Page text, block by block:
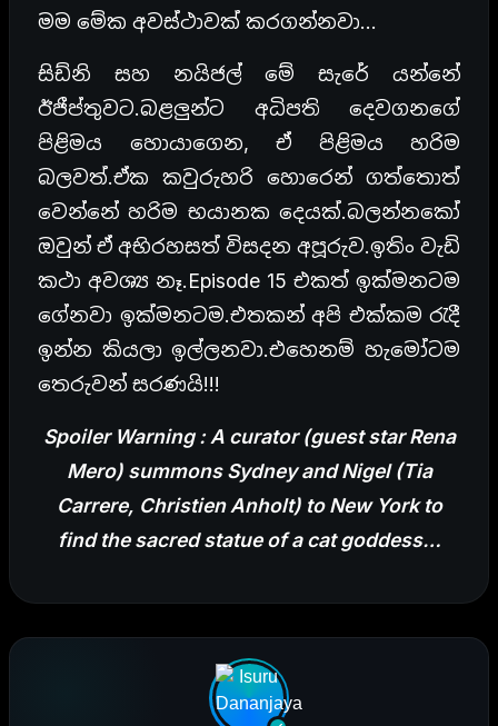
මම මේක අවස්ථාවක් කරගන්නවා…
සිඩ්නි සහ නයිජල් මේ සැරේ යන්නේ
ඊජීප්තුවට.බළලුන්ට අධිපති දෙවගනගේ
පිළිමය හොයාගෙන, ඒ පිළිමය හරිම
බලවත්.ඒක කවුරුහරි හොරෙන් ගත්තොත්
වෙන්නේ හරිම භයානක දෙයක්.බලන්නකෝ
ඔවුන් ඒ අභිරහසත් විසදන අපූරුව.ඉතිං වැඩි
කථා අවශ්‍ය නෑ.Episode 15 එකත් ඉක්මනටම
ගේනවා ඉක්මනටම.එතකන් අපි එක්කම රැදී
ඉන්න කියලා ඉල්ලනවා.එහෙනම් හැමෝටම
තෙරුවන් සරණයි!!!
Spoiler Warning : A curator (guest star Rena
Mero) summons Sydney and Nigel (Tia
Carrere, Christien Anholt) to New York to
find the sacred statue of a cat goddess…